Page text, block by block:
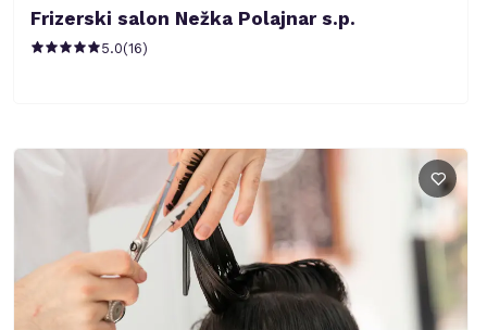
Frizerski salon Nežka Polajnar s.p.
5.0(16)